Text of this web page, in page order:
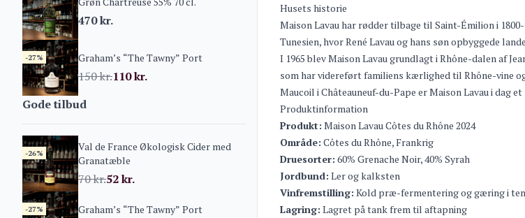
470kr.
-27% Graham’s “The Tawny” Port
150kr.110kr.
Gode tilbud
-26%
Val de France Økologisk Cider med
Granatæble
70kr.52kr.
-27% Graham’s “The Tawny” Port
Husets historie
Maison Lavau har rødder tilbage til Saint-Émilion i
Tunesien, hvor René Lavau og hans søn opbyggede
I 1965 blev Maison Lavau grundlagt i Rhône-dalen af
som har videreført familiens kærlighed til Rhône-vine
Maucoil i Châteauneuf-du-Pape er Maison Lavau i dag
Produktinformation
Produkt: Maison Lavau Côtes du Rhône 2024
Område: Côtes du Rhône, Frankrig
Druesorter: 60% Grenache Noir, 40% Syrah
Jordbund: Ler og kalksten
Vinfremstilling: Kold præ-fermentering og gæring i
Lagring: Lagret på tank frem til aftapning